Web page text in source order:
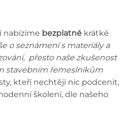
nabízíme bezplatné krátké
o seznámení s materiály a
přesto naše zkušenost
stavebním řemeslníkům
kteří nechtějí nic podcenit,
školení, dle našeho